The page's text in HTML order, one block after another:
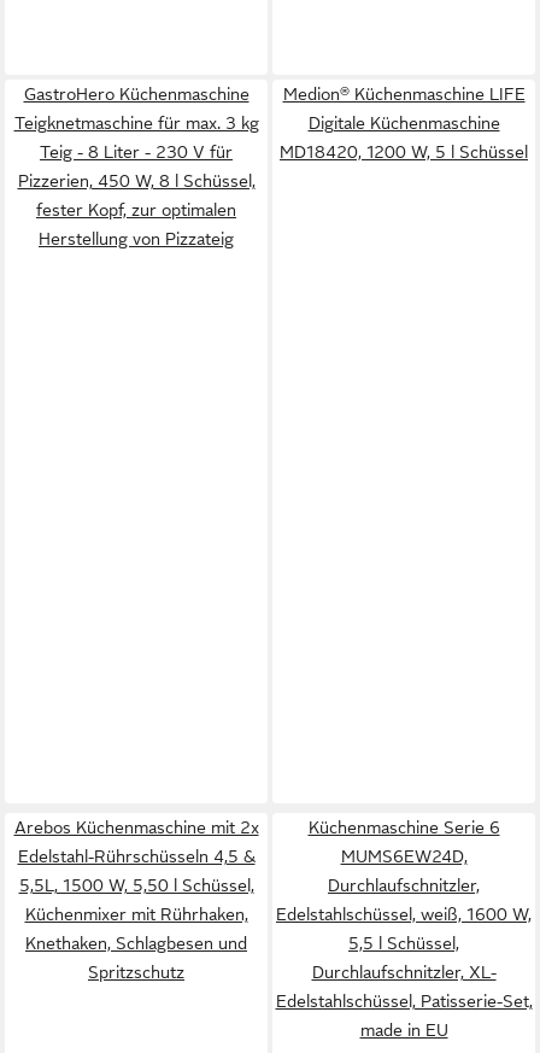
GastroHero Küchenmaschine
Teigknetmaschine für max. 3 kg
Teig - 8 Liter - 230 V für
Pizzerien, 450 W, 8 l Schüssel,
fester Kopf, zur optimalen
Herstellung von Pizzateig
Medion® Küchenmaschine LIFE
Digitale Küchenmaschine
MD18420, 1200 W, 5 l Schüssel
Arebos Küchenmaschine mit 2x
Edelstahl-Rührschüsseln 4,5 &
5,5L, 1500 W, 5,50 l Schüssel,
Küchenmixer mit Rührhaken,
Knethaken, Schlagbesen und
Spritzschutz
Küchenmaschine Serie 6
MUMS6EW24D,
Durchlaufschnitzler,
Edelstahlschüssel, weiß, 1600 W,
5,5 l Schüssel,
Durchlaufschnitzler, XL-
Edelstahlschüssel, Patisserie-Set,
made in EU